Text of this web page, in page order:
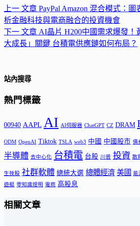
上一 文章 PayPal Amazon 混合模式：
析金融科技與電商融合的投資機會
下一 文章 AI晶片 H200中國需求爆發
大成長」關鍵 台積電供應鏈如何布局？
站內搜尋
熱門標籤
00940 AAPL AI AI伺服器 ChatGPT CZ DRAM
ODM OpenAI Tiktok TSLA web3 中國 中國股市 債
半導體 去中心化 台積電 台股 川普 投資 散
生技股 社群軟體 總統大選 總體經濟 美國 能
遊艇 零知識證明 電商 高股息
相關文章